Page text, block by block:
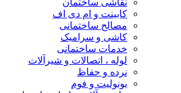
نقاشی ساختمان
کابینت و ام دی اف
مصالح ساختمانی
کاشی و سرامیک
خدمات ساختمانی
لوله ، اتصالات و شیرآلات
نرده و حفاظ
یونولیت و فوم